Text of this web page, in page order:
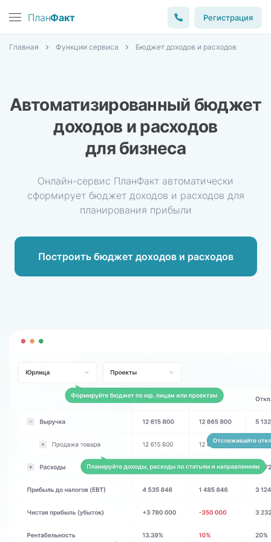
ПланФакт Регистрация
Главная Функции сервиса Бюджет доходов и расходов
Автоматизированный бюджет
доходов и расходов
для бизнеса
Онлайн-сервис ПланФакт автоматически
сформируетбюджет доходов и расходов для
планирования прибыли
Построить бюджет доходов и расходов